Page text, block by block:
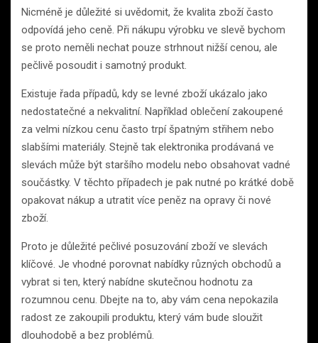
Nicméně je důležité si uvědomit, že kvalita zboží často
odpovídá jeho ceně. Při nákupu výrobku ve slevě bychom
se proto neměli nechat pouze strhnout nižší cenou, ale
pečlivě posoudit i samotný produkt.
Existuje řada případů, kdy se levné zboží ukázalo jako
nedostatečné a nekvalitní. Například oblečení zakoupené
za velmi nízkou cenu často trpí špatným střihem nebo
slabšími materiály. Stejně tak elektronika prodávaná ve
slevách může být staršího modelu nebo obsahovat vadné
součástky. V těchto případech je pak nutné po krátké době
opakovat nákup a utratit více peněz na opravy či nové
zboží.
Proto je důležité pečlivé posuzování zboží ve slevách
klíčové. Je vhodné porovnat nabídky různých obchodů a
vybrat si ten, který nabídne skutečnou hodnotu za
rozumnou cenu. Dbejte na to, aby vám cena nepokazila
radost ze zakoupili produktu, který vám bude sloužit
dlouhodobě a bez problémů.